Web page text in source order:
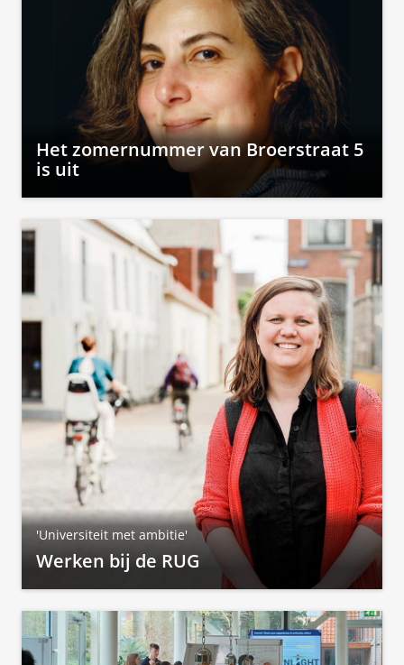
Het zomernummer van Broerstraat 5
is uit
'Universiteit met ambitie'
Werken bij de RUG